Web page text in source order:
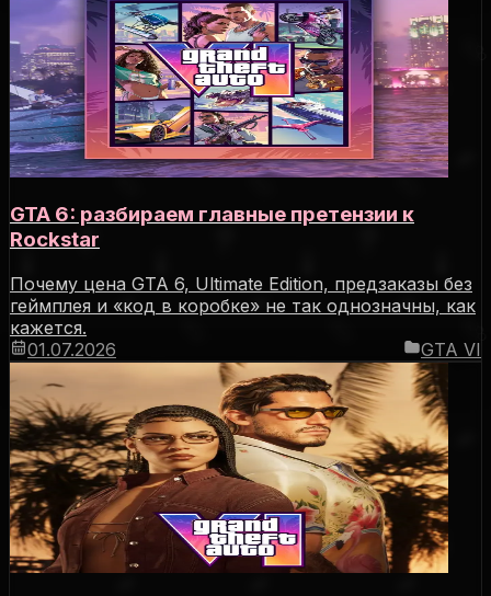
GTA 6: разбираем главные претензии к
Rockstar
Почему цена GTA 6, Ultimate Edition, предзаказы без
геймплея и «код в коробке» не так однозначны, как
кажется.
01.07.2026
GTA VI